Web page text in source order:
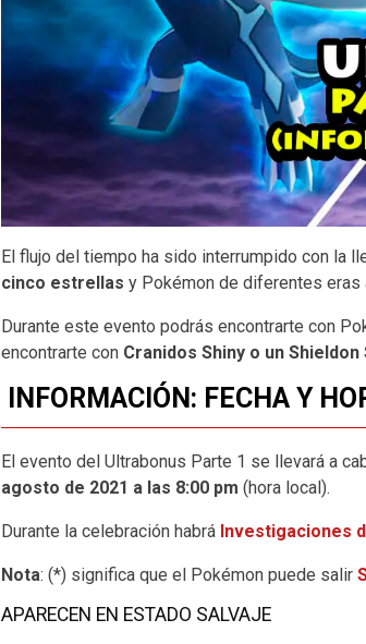
El flujo del tiempo ha sido interrumpido con la
cinco estrellas y Pokémon de diferentes eras
Durante este evento podrás encontrarte con
encontrarte con Cranidos Shiny o un
INFORMACIÓN: FECHA Y
El evento del Ultrabonus Parte 1 se llevará a
agosto de 2021 a las 8:00 pm (hora local).
Durante la celebración habrá Investigaciones
Nota: (*) significa que el Pokémon puede salir
APARECEN EN ESTADO SALVAJE